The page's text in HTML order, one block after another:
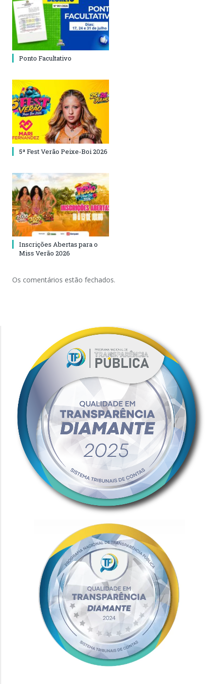
Ponto Facultativo
5ª Fest Verão Peixe-Boi 2026
Inscrições Abertas para o
Miss Verão 2026
Os comentários estão fechados.